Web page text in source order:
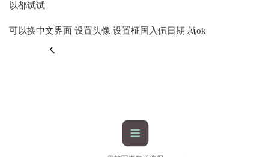
以都试试
可以换中文界面 设置头像 设置柾国入伍日期 就ok